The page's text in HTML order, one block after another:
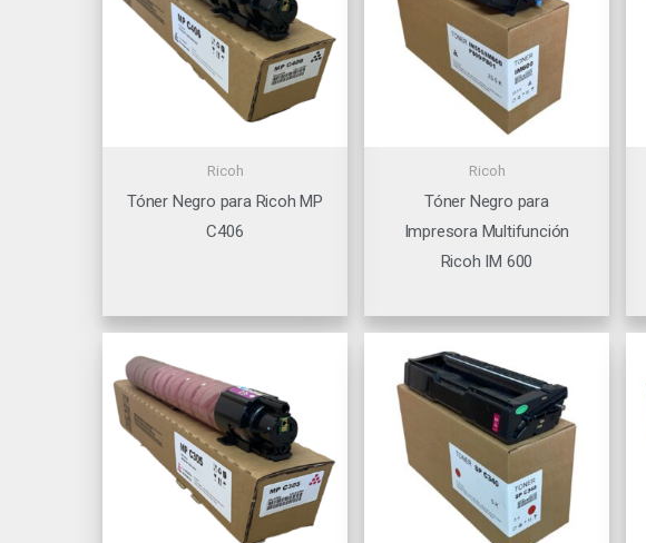
Ricoh
Tóner Negro para Ricoh MP
C406
Ricoh
Tóner Negro para
Impresora Multifunción
Ricoh IM 600